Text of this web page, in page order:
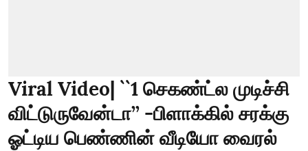
Viral Video| ``1 செகண்ட்ல முடிச்சி
விட்டுருவேன்டா’’ -பிளாக்கில் சரக்கு
ஓட்டிய பெண்ணின் வீடியோ வைரல்